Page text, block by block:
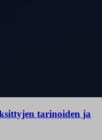
tarinoiden ja